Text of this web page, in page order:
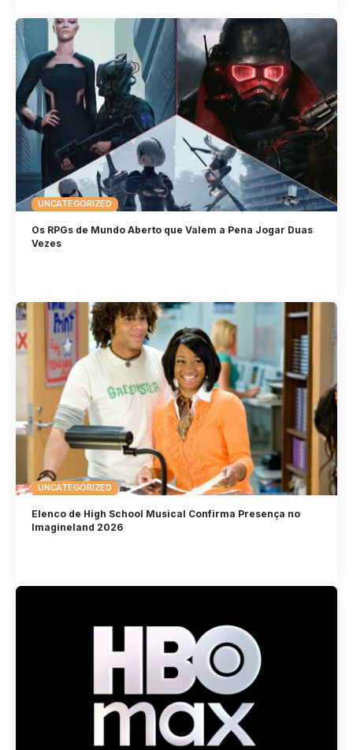
UNCATEGORIZED
Os RPGs de Mundo Aberto que Valem a Pena Jogar Duas
Vezes
UNCATEGORIZED
Elenco de High School Musical Confirma Presença no
Imagineland 2026